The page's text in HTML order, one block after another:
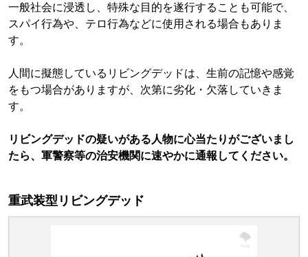
一般社会に浸透し、特殊な目的を遂行することも可能で、
スパイ行為や、テロ行為などに使用される場合もありま
す。
人間に擬態しているリビングデッドは、生前の記憶や感覚
をもつ場合がありますが、次第に劣化・欠落していきま
す。
リビングデッドの疑いがある人物に心当たりがございまし
たら、軍警察等の治安機関に速やかに通報してください。
重武装型リビングデッド